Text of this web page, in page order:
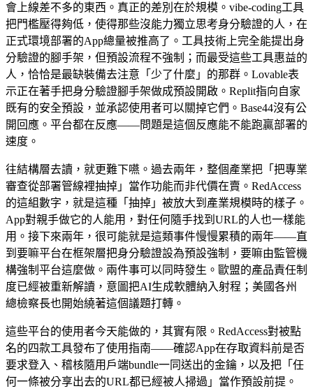
會上線差不多的東西。真正的差別在於規模。vibe-coding工具
把門檻壓得夠低，使得那些沒能力獨立思考身分驗證的人，在
正式環境部署的App總量被推高了。工具技術上完全能提出身
分驗證的腳手架，但預設流程不強制；而最受這些工具惠益的
人，恰恰是最缺裝備去注意「少了什麼」的那群。Lovable表
示正在著手把身分驗證腳手架做成預設開啟。Replit指向自家
既有的安全預設，並承認使用者可以關掉它們。Base44沒有公
開回應。平台都在反應——問題是這個反應能不能跑贏部署的
速度。
往結構層去讀，就更難下嚥。過去兩年，整個產業把「把專業
審查從部署管線裡抽掉」當作功能而非代價在賣。RedAccess
的這組數字，就是這種「抽掉」被放大到產業規模時的樣子。
App對親手做它的人能用，對任何隨手找到URL的人也一樣能
用。接下來兩年，很可能就是這類事件慢慢累積的兩年——直
到要嘛平台在框架層把身分驗證設為預設強制，要嘛由監管機
構強制平台這麼做。兩件事可以同時發生。歐盟的產品責任制
度已經被重新解讀，意圖把AI生成軟體納入射程；美國各州
總檢察長也開始繞著這個議題打轉。
這些平台的使用者今天能做的，其實有限。RedAccess對被點
名的四款工具發布了使用指南——確認App在存取資料前是否
要求登入、稽核隨用戶端bundle一同送出的金鑰，以及把「任
何一條被分享出去的URL都已經被人掃過」當作預設前提。